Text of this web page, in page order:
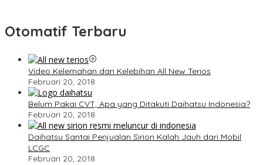
Otomatif Terbaru
Video Kelemahan dan Kelebihan All New Terios
Februari 20, 2018
Belum Pakai CVT, Apa yang Ditakuti Daihatsu Indonesia?
Februari 20, 2018
Daihatsu Santai Penjualan Sirion Kalah Jauh dari Mobil
LCGC
Februari 20, 2018